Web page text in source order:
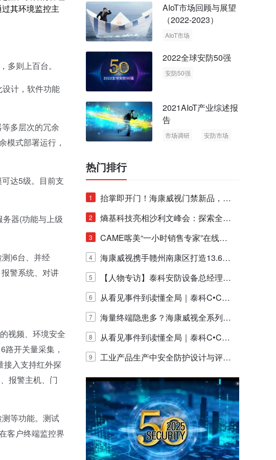
其环境监控主
则上百台。
计，软件功能
多层次的冗余
模式部署运行，
达5级。目前支
器(功能与上级
)6台、并经
警系统、对讲
视频、环境安全
开关量采集，
接入支持红外探
报警主机、门
等功能。测试
客户终端监控界
AIoT市场回顾与展望
（2022-2023）
AIoT市场
2022全球安防50强
安防50强
2021AIoT产业综述报
告
市场调研
安防市场
热门排行
1
抬掌即开门！海康威视门禁新品，不
止认人脸，更认"掌"中静脉！
2
熵基科技亮相沙利文峰会：探索全栈
脑机技术商业化生态新路径
3
CAME喀美“一小时销售专家”在线赋
能培训正式启动！
4
海康威视携手赣州南康区打造13.6公
里绿波网
5
【人物专访】泰科安防设备总经理张
宁解码安防出海新范式
6
从看见事件到读懂全局｜泰科C•CUR
E IQ 3.20开启安防运营智能新时代
7
海量终端隐患多？海康威视全系列物
联安全产品，四层守护更放心！
8
从看见事件到读懂全局｜泰科C•CUR
E IQ 3.20开启安防运营智能新时代
9
工业产品生产中安全防护设计与评估
的实践与探讨